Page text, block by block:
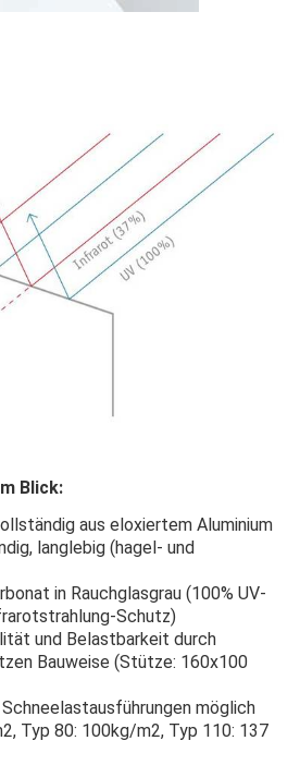
Blick:
aus eloxiertem Aluminium
langlebig (hagel- und
in Rauchglasgrau (100% UV-
Schutz)
und Belastbarkeit durch
Bauweise (Stütze: 160x100
möglich
Typ 80: 100kg/m2, Typ 110: 137